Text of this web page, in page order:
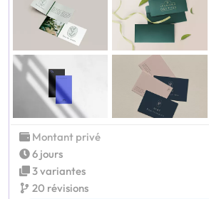
Montant privé
6 jours
3 variantes
20 révisions